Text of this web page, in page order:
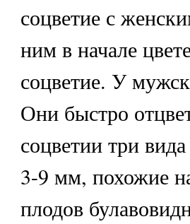
соцветие с
ним в начале
соцветие. У
Они быстро
соцветии три
3-9 мм, похожие
плодов